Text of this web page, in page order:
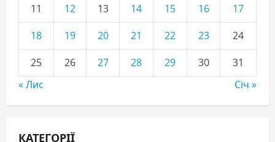
11
12 13 14 15 16
17
18
19 20 21 22 23
24
25
26 27 28 29 30
31
« Лис
Січ »
КАТЕГОРІЇ